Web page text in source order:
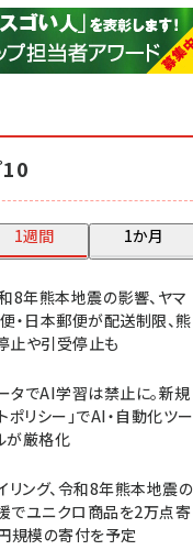
アスクル (1119)
base (1077)
10
1週間 1か月
8年熊本地震の影響、ヤマ
・日本郵便が配送制限、熊
止や引受停止も
でAI学習は禁止に。新規
ポリシー」でAI・自動化ツー
が厳格化
リング、令和8年熊本地震の
でユニクロ商品を2万点寄
規模の寄付を予定